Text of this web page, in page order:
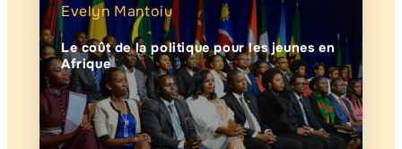
Evelyn Mantoiu
Le coût de la politique pour les jeunes en
Afrique